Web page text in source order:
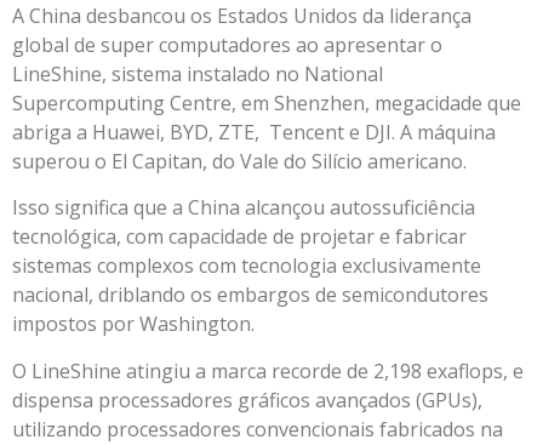
A China desbancou os Estados Unidos da liderança
global de super computadores ao apresentar o
LineShine, sistema instalado no National
Supercomputing Centre, em Shenzhen, megacidade que
abriga a Huawei, BYD, ZTE, Tencent e DJI. A máquina
superou o El Capitan, do Vale do Silício americano.
Isso significa que a China alcançou autossuficiência
tecnológica, com capacidade de projetar e fabricar
sistemas complexos com tecnologia exclusivamente
nacional, driblando os embargos de semicondutores
impostos por Washington.
O LineShine atingiu a marca recorde de 2,198 exaflops, e
dispensa processadores gráficos avançados (GPUs),
utilizando processadores convencionais fabricados na